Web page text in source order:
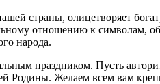
страны, олицетворяет
отношению к символам,
народа.
праздником. Пусть
Родины. Желаем всем вам